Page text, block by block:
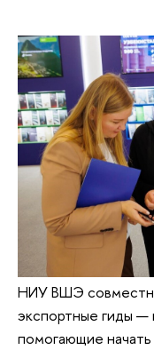
НИУ ВШЭ
экспортные гиды —
помогающие